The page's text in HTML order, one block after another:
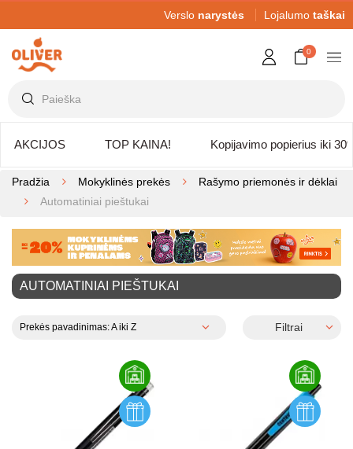
Verslo narystės Lojalumo taškai
0
AKCIJOS TOP KAINA! Kopijavimo popierius iki
Pradžia Mokyklinės prekės
Rašymo priemonės ir dėklai
Automatiniai pieštukai
AUTOMATINIAI PIEŠTUKAI
Prekės pavadinimas: A iki Z Filtrai